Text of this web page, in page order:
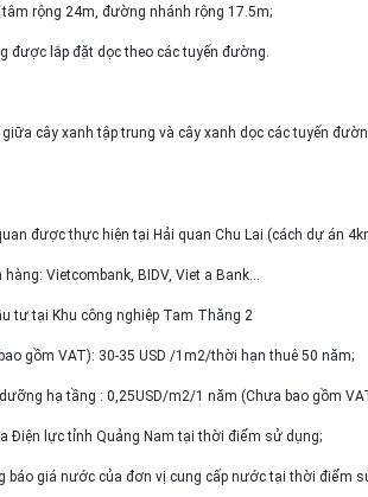
rộng 24m, đường nhánh rộng 17.5m;
được lắp đặt dọc theo các tuyến đường.
giữa cây xanh tập trung và cây xanh dọc các tuyến
được thực hiện tại Hải quan Chu Lai (cách dự án
hàng: Vietcombank, BIDV, Viet a Bank…
tư tại Khu công nghiệp Tam Thăng 2
gồm VAT): 30-35 USD /1m2/thời hạn thuê 50 năm;
hạ tầng : 0,25USD/m2/1 năm (Chưa bao gồm
Điện lực tỉnh Quảng Nam tại thời điểm sử dụng;
báo giá nước của đơn vị cung cấp nước tại thời điểm